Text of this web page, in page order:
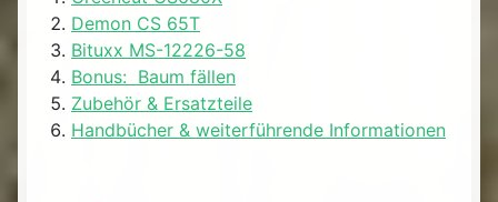
Demon CS 65T
Bituxx MS-12226-58
Bonus: Baum fällen
Zubehör & Ersatzteile
Handbücher & weiterführende Informationen